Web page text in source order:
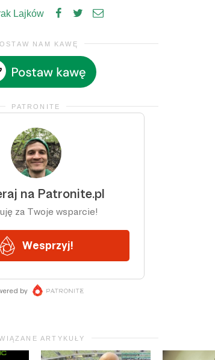
Lajków
NAM KAWĘ
PATRONITE
ARTYKUŁY